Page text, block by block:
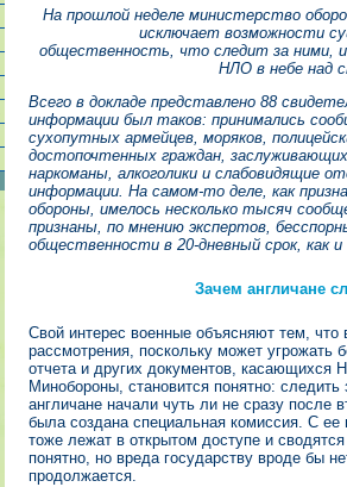
На прошлой неделе министерство
исключает возможности
общественность, что следит за ними,
НЛО в небе над
Всего в докладе представлено 88
информации был таков: принимались
сухопутных армейцев, моряков,
достопочтенных граждан,
наркоманы, алкоголики и слабовидящие
информации. На самом-то деле, как
обороны, имелось несколько тысяч
признаны, по мнению экспертов,
общественности в 20-дневный срок, как и
Зачем англичане
Свой интерес военные объясняют тем, что
рассмотрения, поскольку может угрожать
отчета и других документов,
Минобороны, становится понятно:
англичане начали чуть ли не сразу после
была создана специальная комиссия. С
тоже лежат в открытом доступе и
понятно, но вреда государству вроде бы
продолжается.